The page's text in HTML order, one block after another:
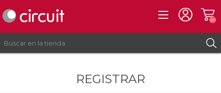
(0)
REGISTRAR